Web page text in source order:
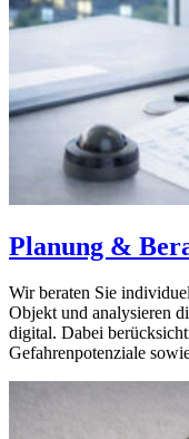
Planung &
Wir beraten Sie
Objekt und analysieren
digital. Dabei
Gefahrenpotenziale